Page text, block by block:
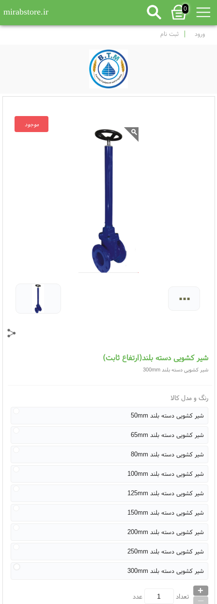
0
mirabstore.ir
ورود ثبت نام
موجود
...
شیر کشویی دسته بلند(ارتفاع ثابت)
شیر کشویی دسته بلند 300mm
رنگ و مدل کالا
شیر کشویی دسته بلند 50mm
شیر کشویی دسته بلند 65mm
شیر کشویی دسته بلند 80mm
شیر کشویی دسته بلند 100mm
شیر کشویی دسته بلند 125mm
شیر کشویی دسته بلند 150mm
شیر کشویی دسته بلند 200mm
شیر کشویی دسته بلند 250mm
شیر کشویی دسته بلند 300mm
تعداد +
_ عدد